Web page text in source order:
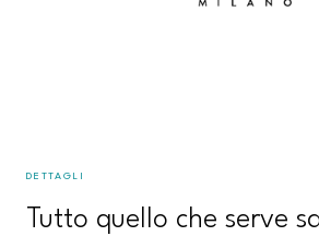
DETTAGLI
Tutto quello che serve